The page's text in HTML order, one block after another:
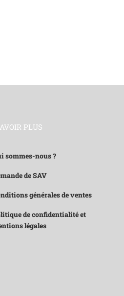
PLUS
sommes-nous ?
de SAV
générales de ventes
de confidentialité et
légales